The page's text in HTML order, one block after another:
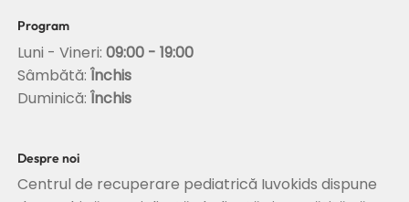
Despre noi
Centrul de recuperare pediatrică Iuvokids dispune
Program
Luni - Vineri:09:00 - 19:00
Sâmbătă:Închis
Duminică: Închis